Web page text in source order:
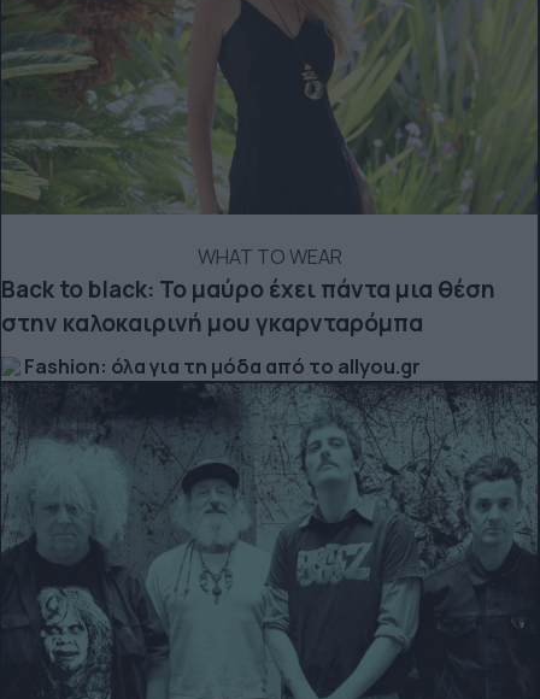
WHAT TO WEAR
Back to black: Το μαύρο έχει πάντα μια θέση
στην καλοκαιρινή μου γκαρνταρόμπα
Fashion: όλα για τη μόδα από το allyou.gr